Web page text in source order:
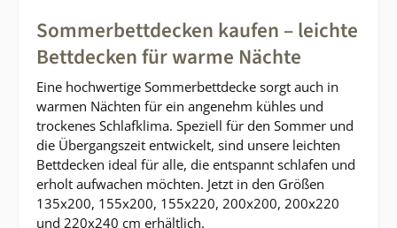
Sommerbettdecken kaufen – leichte
Bettdecken für warme Nächte
Eine hochwertige Sommerbettdecke sorgt auch in
warmen Nächten für ein angenehm kühles und
trockenes Schlafklima. Speziell für den Sommer und
die Übergangszeit entwickelt, sind unsere leichten
Bettdecken ideal für alle, die entspannt schlafen und
erholt aufwachen möchten. Jetzt in den Größen
135x200, 155x200, 155x220, 200x200, 200x220
und 220x240 cm erhältlich.